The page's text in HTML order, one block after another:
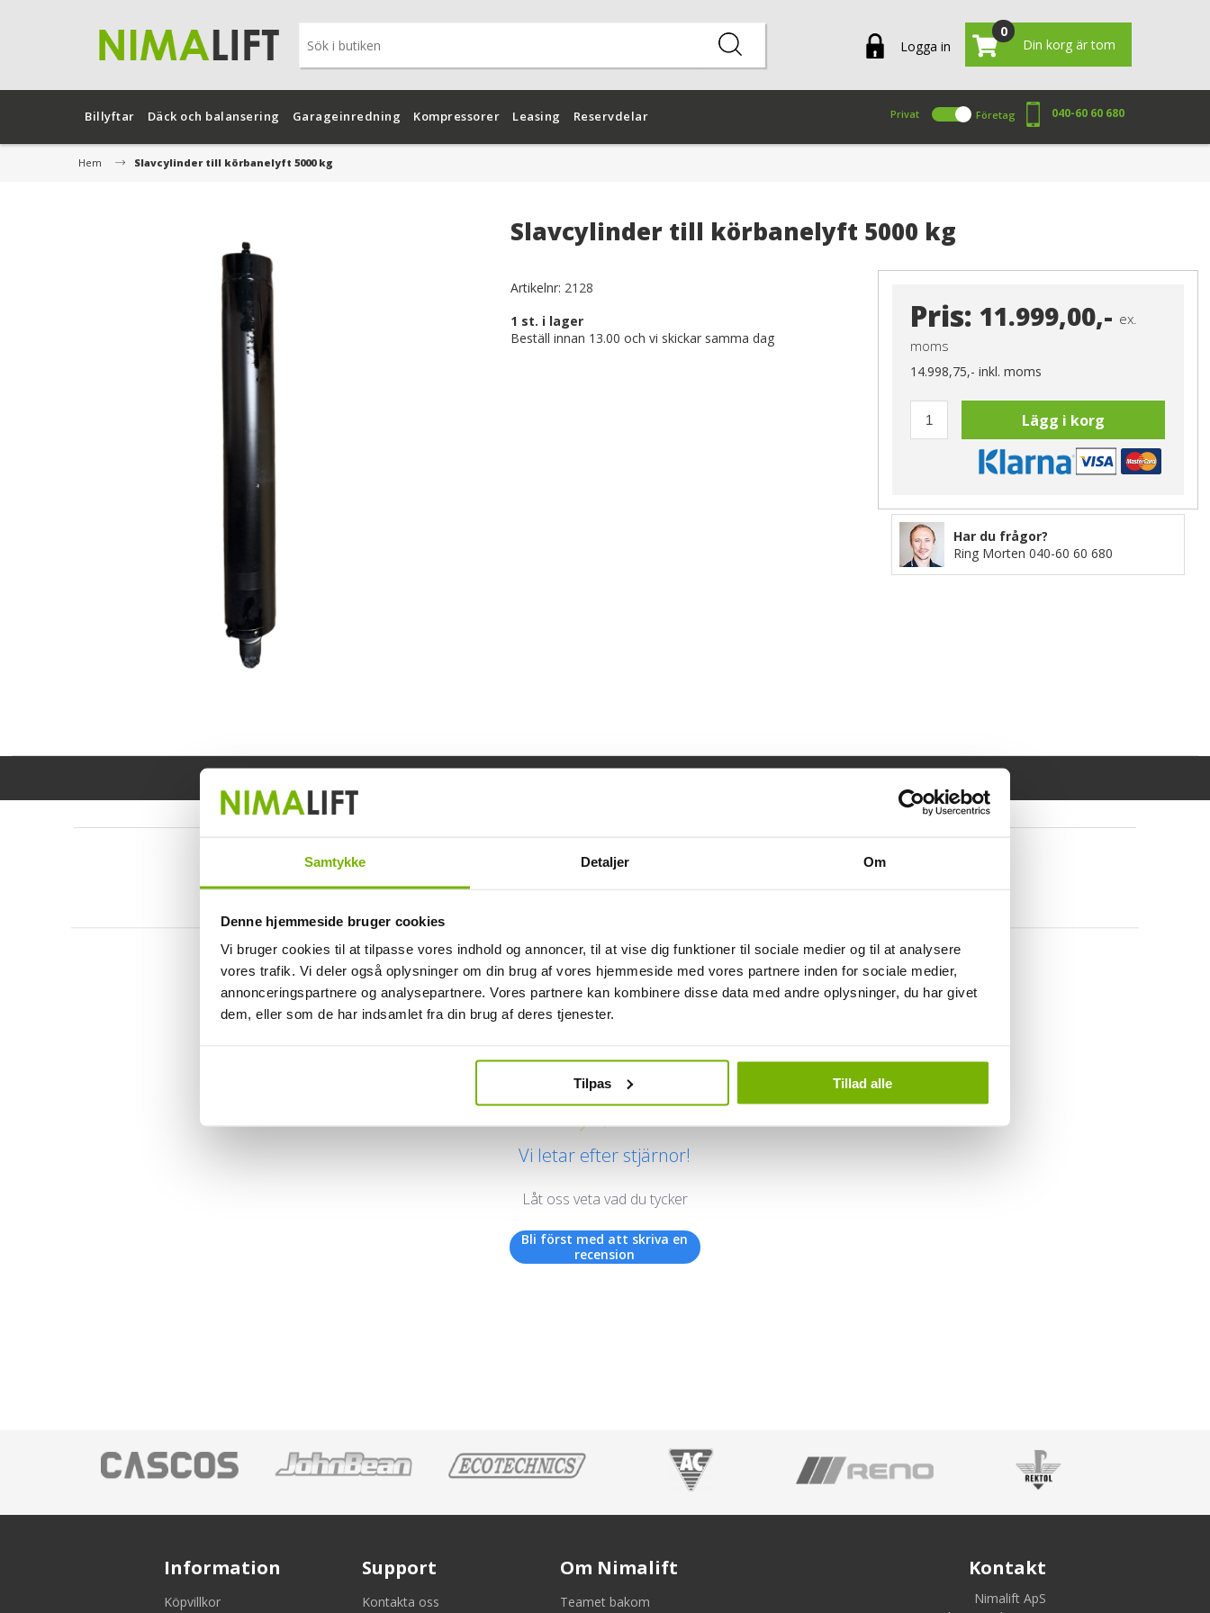
Samtykke Detaljer Om
Denne hjemmeside bruger cookies
Vi bruger cookies til at tilpasse vores indhold og annoncer, til at vise dig funktioner til sociale medier og til at analysere
vores trafik. Vi deler også oplysninger om din brug af vores hjemmeside med vores partnere inden for sociale medier,
annonceringspartnere og analysepartnere. Vores partnere kan kombinere disse data med andre oplysninger, du har givet
dem, eller som de har indsamlet fra din brug af deres tjenester.
Tilpas Tillad alle
Logga in
0
Din korg är tom
Billyftar Däck och balansering Garageinredning Kompressorer Leasing Reservdelar Privat Företag 040-60 60 680
Hem Slavcylinder till körbanelyft 5000 kg
Slavcylinder till körbanelyft 5000 kg
Artikelnr: 2128
1 st. i lager
Beställ innan 13.00 och vi skickar samma dag
Pris: 11.999,00,- ex.
moms
14.998,75,- inkl. moms
Lägg i korg
Har du frågor?
Ring Morten 040-60 60 680
Kundrecensioner
Vi letar efter stjärnor!
Låt oss veta vad du tycker
Bli först med att skriva en
recension
Information
Köpvillkor
Support
Kontakta oss
Om Nimalift
Teamet bakom
Kontakt
Nimalift ApS